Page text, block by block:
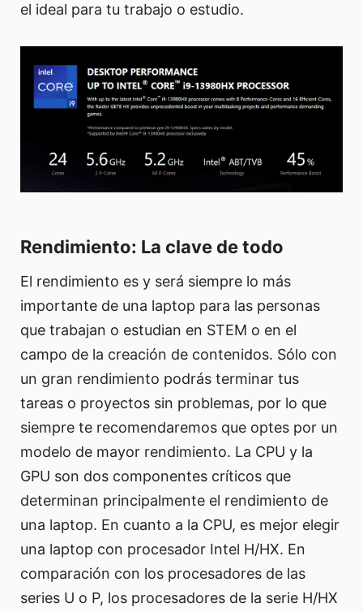
el ideal para tu trabajo o estudio.
Rendimiento: La clave de todo
El rendimiento es y será siempre lo más
importante de una laptop para las personas
que trabajan o estudian en STEM o en el
campo de la creación de contenidos. Sólo con
un gran rendimiento podrás terminar tus
tareas o proyectos sin problemas, por lo que
siempre te recomendaremos que optes por un
modelo de mayor rendimiento. La CPU y la
GPU son dos componentes críticos que
determinan principalmente el rendimiento de
una laptop. En cuanto a la CPU, es mejor elegir
una laptop con procesador Intel H/HX. En
comparación con los procesadores de las
series U o P, los procesadores de la serie H/HX